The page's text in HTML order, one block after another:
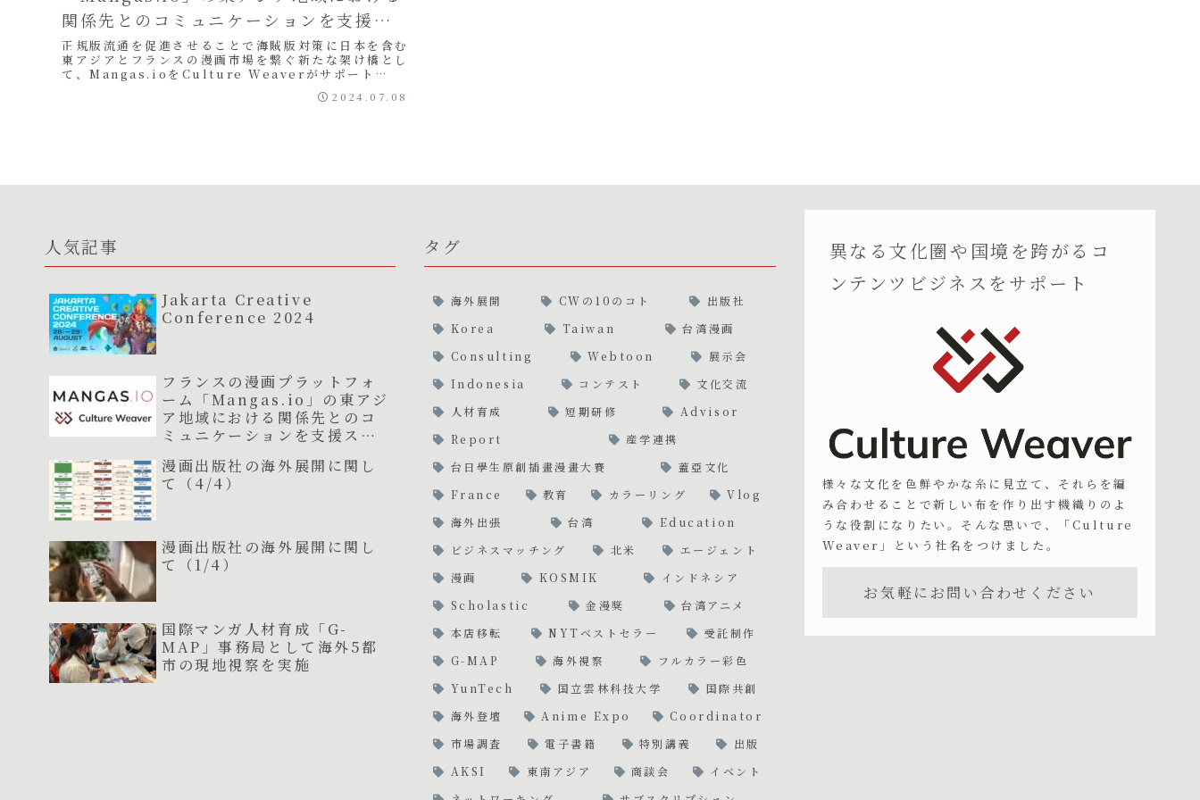
関係先とのコミュニケーションを支援ス
タート
正規版流通を促進させることで海賊版対策に日本を含む
東アジアとフランスの漫画市場を繋ぐ新たな架け橋とし
て、Mangas.ioをCulture Weaverがサポート
2024.07.08
人気記事
Jakarta Creative
Conference 2024
フランスの漫画プラットフォ
ーム「Mangas.io」の東アジ
ア地域における関係先とのコ
ミュニケーションを支援スタ
漫画出版社の海外展開に関し
て（4/4）
漫画出版社の海外展開に関し
て（1/4）
国際マンガ人材育成「G-
MAP」事務局として海外5都
市の現地視察を実施
タグ
海外展開 CWの10のコト
出版社
Korea
Taiwan
台湾漫画
Consulting
Webtoon
展示会
Indonesia
コンテスト
文化交流
人材育成
短期研修
Advisor
Report
産学連携
台日學生原創插畫漫畫大賽
蓋亞文化
France
教育 カラーリング
Vlog
海外出張
台湾
Education
ビジネスマッチング
北米
エージェント
漫画
KOSMIK
インドネシア
Scholastic
金漫獎
台湾アニメ
本店移転
NYTベストセラー
受託制作
G-MAP
海外視察
フルカラー彩色
YunTech
国立雲林科技大学
国際共創
海外登壇
Anime Expo
Coordinator
市場調査
電子書籍 特別講義
出版
AKSI
東南アジア 商談会
イベント
異なる文化圏や国境を跨がるコ
ンテンツビジネスをサポート
様々な文化を色鮮やかな糸に見立て、それらを編
み合わせることで新しい布を作り出す機織りのよ
うな役割になりたい。そんな思いで、「Culture
Weaver」という社名をつけました。
お気軽にお問い合わせください